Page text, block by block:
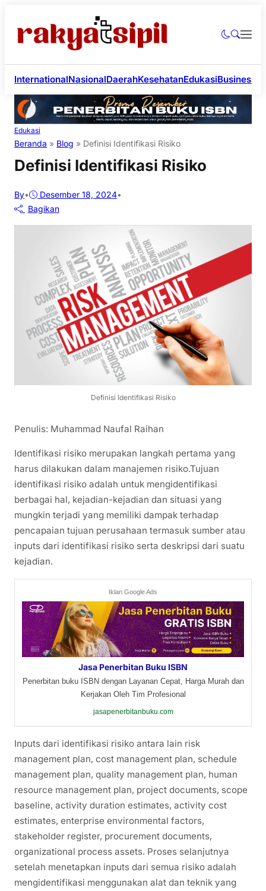
InternationalNasionalDaerahKesehatanEdukasiBusiness
Edukasi
Beranda » Blog » Definisi Identifikasi Risiko
Definisi Identifikasi Risiko
By• Desember 18, 2024•
Bagikan
Definisi Identifikasi Risiko
Penulis: Muhammad Naufal Raihan
Identifikasi risiko merupakan langkah pertama yang
harus dilakukan dalam manajemen risiko.Tujuan
identifikasi risiko adalah untuk mengidentifikasi
berbagai hal, kejadian-kejadian dan situasi yang
mungkin terjadi yang memiliki dampak terhadap
pencapaian tujuan perusahaan termasuk sumber atau
inputs dari identifikasi risiko serta deskripsi dari suatu
kejadian.
Iklan Google Ads
Jasa Penerbitan Buku ISBN
Penerbitan buku ISBN dengan Layanan Cepat, Harga Murah dan
Kerjakan Oleh Tim Profesional
jasapenerbitanbuku.com
Inputs dari identifikasi risiko antara lain risk
management plan, cost management plan, schedule
management plan, quality management plan, human
resource management plan, project documents, scope
baseline, activity duration estimates, activity cost
estimates, enterprise environmental factors,
stakeholder register, procurement documents,
organizational process assets. Proses selanjutnya
setelah menetapkan inputs dari semua risiko adalah
mengidentifikasi menggunakan alat dan teknik yang